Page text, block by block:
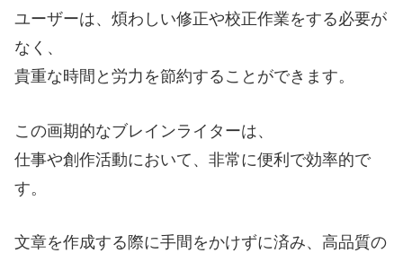
ユーザーは、煩わしい修正や校正作業をする必要が
なく、
貴重な時間と労力を節約することができます。
この画期的なブレインライターは、
仕事や創作活動において、非常に便利で効率的で
す。
文章を作成する際に手間をかけずに済み、高品質の